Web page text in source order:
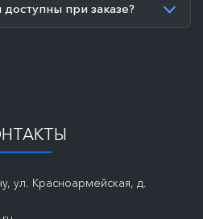
при заказе?
ул. Красноармейская, д.